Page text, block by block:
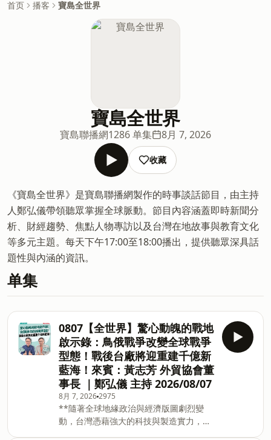
首页 播客 寶島全世界
寶島全世界
寶島聯播網1286 单集 8月 7, 2026
收藏
《寶島全世界》是寶島聯播網製作的時事談話節目，由主持
人鄭弘儀帶領聽眾掌握全球脈動。節目內容涵蓋即時新聞分
析、財經趨勢、焦點人物專訪以及台灣在地故事與教育文化
等多元主題。每天下午17:00至18:00播出，提供聽眾深具話
題性與內涵的資訊。
单集
0807【全世界】驚心動魄的戰地
啟示錄：鳥俄戰爭改變全球戰爭
型態！戰後台廠將迎重建千億新
藍海！來賓：黃志芳 外貿協會董
事長 ｜鄭弘儀 主持 2026/08/07
8月 7, 20262975
**隨著全球地緣政治與經濟版圖劇烈變
動，台灣憑藉強大的科技與製造實力，正